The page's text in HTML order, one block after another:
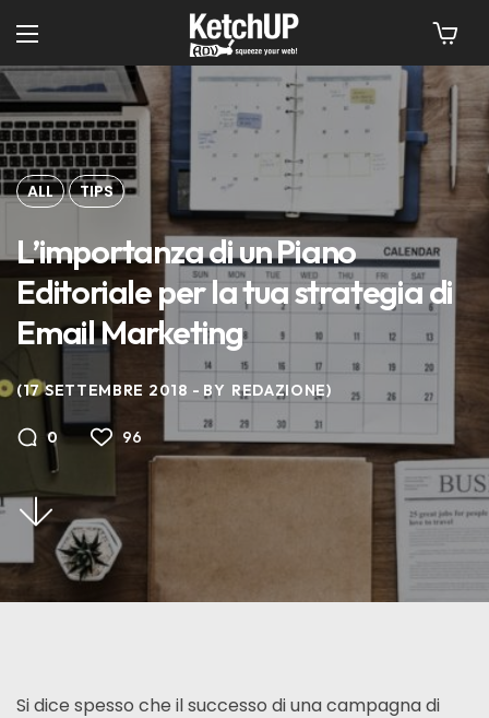
ALL TIPS
L’importanza di un Piano
Editoriale per la tua strategia di
Email Marketing
17 SETTEMBRE 2018 BY REDAZIONE
0 96
Si dice spesso che il successo di una campagna di